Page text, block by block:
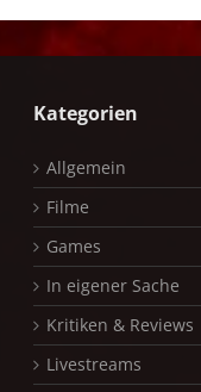
Kategorien
Allgemein
Filme
Games
In eigener Sache
Kritiken & Reviews
Livestreams